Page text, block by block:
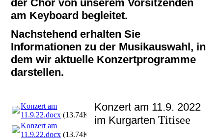
der Chor von unserem Vorsitzenden
am Keyboard begleitet.
Nachstehend erhalten Sie
Informationen zu der Musikauswahl, in
dem wir aktuelle Konzertprogramme
darstellen.
Konzert am
11.9.22.docx (13.74KB)
Konzert am
11.9.22.docx (13.74KB)
Konzert am 11.9. 2022
im Kurgarten Titisee